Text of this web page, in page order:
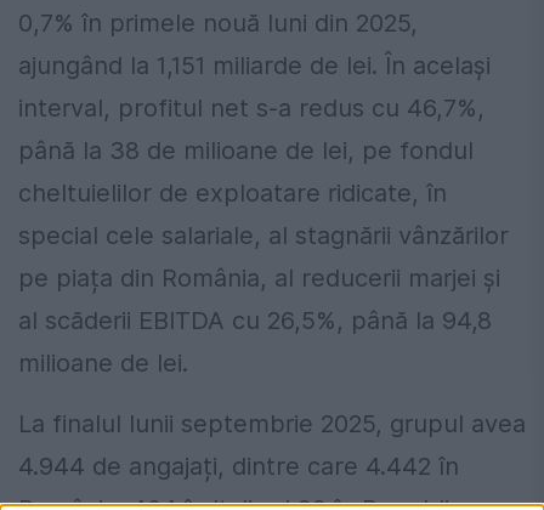
0,7% în primele nouă luni din 2025,
ajungând la 1,151 miliarde de lei. În același
interval, profitul net s-a redus cu 46,7%,
până la 38 de milioane de lei, pe fondul
cheltuielilor de exploatare ridicate, în
special cele salariale, al stagnării vânzărilor
pe piața din România, al reducerii marjei și
al scăderii EBITDA cu 26,5%, până la 94,8
milioane de lei.
La finalul lunii septembrie 2025, grupul avea
4.944 de angajați, dintre care 4.442 în